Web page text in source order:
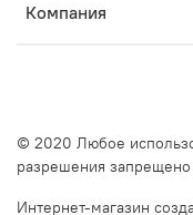
Компания
© 2020 Любое
разрешения запрещено
Интернет-магазин